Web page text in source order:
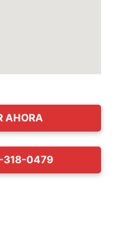
AHORA
318-0479